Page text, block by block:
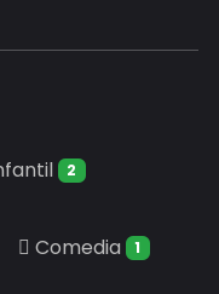
2
Comedia 1